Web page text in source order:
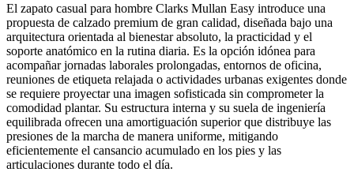
El zapato casual para hombre Clarks Mullan Easy introduce una
propuesta de calzado premium de gran calidad, diseñada bajo una
arquitectura orientada al bienestar absoluto, la practicidad y el
soporte anatómico en la rutina diaria. Es la opción idónea para
acompañar jornadas laborales prolongadas, entornos de oficina,
reuniones de etiqueta relajada o actividades urbanas exigentes donde
se requiere proyectar una imagen sofisticada sin comprometer la
comodidad plantar. Su estructura interna y su suela de ingeniería
equilibrada ofrecen una amortiguación superior que distribuye las
presiones de la marcha de manera uniforme, mitigando
eficientemente el cansancio acumulado en los pies y las
articulaciones durante todo el día.